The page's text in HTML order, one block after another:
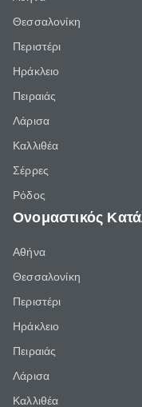
Θεσσαλονίκη
Περιστέρι
Ηράκλειο
Πειραιάς
Λάρισα
Καλλιθέα
Σέρρες
Ρόδος
Ονομαστικός
Αθήνα
Θεσσαλονίκη
Περιστέρι
Ηράκλειο
Πειραιάς
Λάρισα
Καλλιθέα